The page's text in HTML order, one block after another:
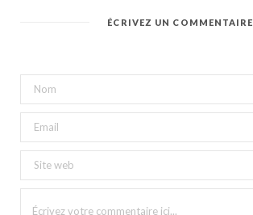
ÉCRIVEZ UN COMMENTAIRE